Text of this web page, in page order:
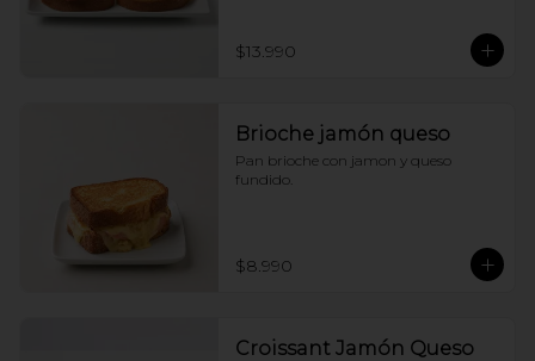
$13.990
Brioche jamón queso
Pan brioche con jamon y queso
fundido.
$8.990
Croissant Jamón Queso